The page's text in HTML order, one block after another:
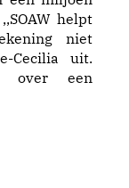
helpt
niet
Cecilia uit.
over een